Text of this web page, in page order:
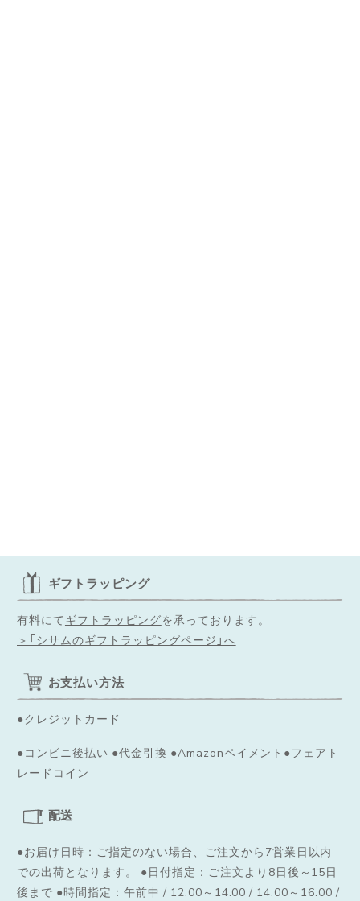
ギフトラッピング
有料にて ギフトラッピングを承っております。
＞「シサムのギフトラッピングページ」へ
お支払い方法
●クレジットカード
●コンビニ後払い ●代金引換 ●Amazonペイメント●フェアト
レードコイン
配送
●お届け日時：ご指定のない場合、ご注文から7営業日以内
での出荷となります。
●日付指定：ご注文より8日後～15日
後まで ●時間指定：午前中 / 12:00～14:00 / 14:00～16:00 /